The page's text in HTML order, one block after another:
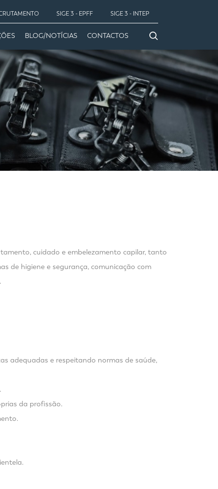
SIGE 3 - EPFF SIGE 3 - INTEP
BLOG/NOTÍCIAS CONTACTOS
cuidado e embelezamento capilar, tanto
de higiene e segurança, comunicação com
adequadas e respeitando normas de saúde,
da profissão.